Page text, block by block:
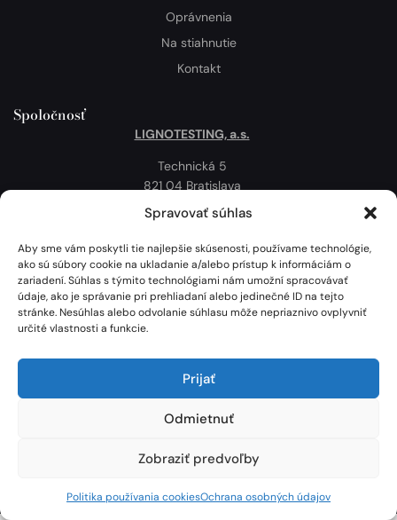
Spravovať súhlas
Aby sme vám poskytli tie najlepšie skúsenosti, používame technológie,
ako sú súbory cookie na ukladanie a/alebo prístup k informáciám o
zariadení. Súhlas s týmito technológiami nám umožní spracovávať
údaje, ako je správanie pri prehliadaní alebo jedinečné ID na tejto
stránke. Nesúhlas alebo odvolanie súhlasu môže nepriaznivo ovplyvniť
určité vlastnosti a funkcie.
Prijať
Odmietnuť
Zobraziť predvoľby
Politika používania cookiesOchrana osobných údajov
Oprávnenia
Na stiahnutie
Kontakt
Spoločnosť
LIGNOTESTING, a.s.
Technická 5
821 04 Bratislava
Slovenská republika
Politika používania cookies
Mapa
Lignotesting, a. s. © 2024 | Všetky práva vyhradené. | Vytvoril: Marek Heinfarth.